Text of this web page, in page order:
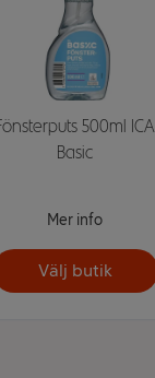
500ml ICA
Basic
Mer info
Välj butik